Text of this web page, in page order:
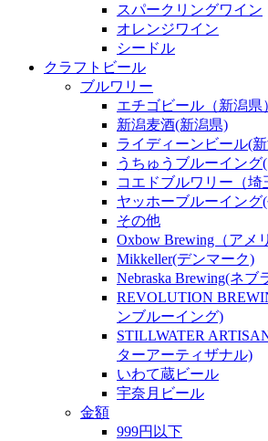
スパークリングワイン
オレンジワイン
シードル
クラフトビール
ブルワリー
エチゴビール（新潟県
新潟麦酒(新潟県)
ライディーンビール(
うちゅうブルーイング
コエドブルワリー（埼
ヤッホーブルーイング
その他
Oxbow Brewing（アメ
Mikkeller(デンマーク)
Nebraska Brewing(ネ
REVOLUTION
ンブルーイング)
STILLWATER
ターアーティザナル)
いわて蔵ビール
宇奈月ビール
金額
999円以下